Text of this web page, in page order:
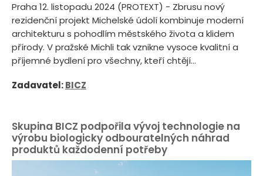
Praha 12. listopadu 2024 (PROTEXT) - Zbrusu nový
rezidenční projekt Michelské údolí kombinuje moderní
architekturu s pohodlím městského života a klidem
přírody. V pražské Michli tak vznikne vysoce kvalitní a
příjemné bydlení pro všechny, kteří chtějí...
Zadavatel:BICZ
Skupina BICZ podpořila vývoj technologie na
výrobu biologicky odbouratelných náhrad
produktů každodenní potřeby